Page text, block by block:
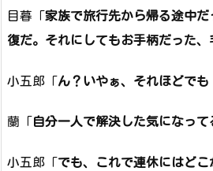
目暮「家族で旅行先から帰る途中
復だ。それにしてもお手柄だった、
小五郎「ん？いやぁ、それほどでも
蘭「自分一人で解決した気になって
小五郎「でも、これで連休にはど